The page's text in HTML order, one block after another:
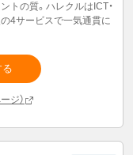
トの質。ハレクルはICT・
の4サービスで一気通貫に
ジ）